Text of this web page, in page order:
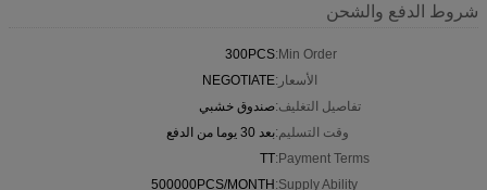
شروط الدفع والشحن
Min Order:
300PCS
الأسعار:NEGOTIATE
تفاصيل التغليف:صندوق خشبي
وقت التسليم:بعد 30 يوما من الدفع
Payment Terms:
TT
Supply Ability:
500000PCS/MONTH